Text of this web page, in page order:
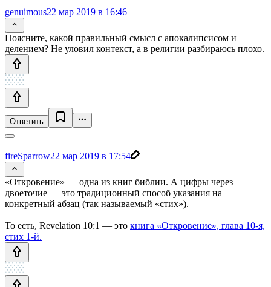
genuimous22 мар 2019 в 16:46
Поясните, какой правильный смысл с апокалипсисом и
делением? Не уловил контекст, а в религии разбираюсь плохо.
Ответить
fireSparrow22 мар 2019 в 17:54
«Откровение» — одна из книг библии. А цифры через
двоеточие — это традиционный способ указания на
конкретный абзац (так называемый «стих»).
То есть, Revelation 10:1 — это книга «Откровение», глава 10-я,
стих 1-й.